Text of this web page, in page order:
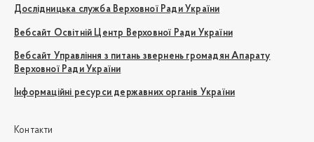
Дослідницька служба Верховної Ради України
Вебсайт Освітній Центр Верховної Ради України
Вебсайт Управління з питань звернень громадян Апарату
Верховної Ради України
Інформаційні ресурси державних органів України
Контакти